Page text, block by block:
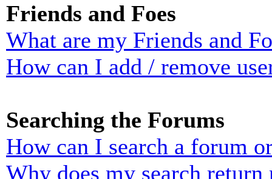
Friends and Foes
What are my Friends and
How can I add / remove
Searching the Forums
How can I search a forum
Why does my search return